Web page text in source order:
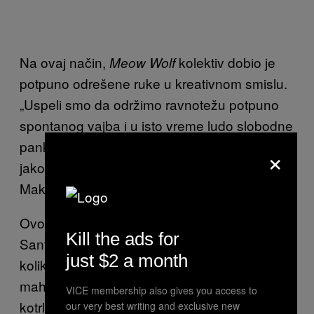
Na ovaj način, Meow Wolfkolektiv dobio je
potpuno odrešene ruke u kreativnom smislu.
„Uspeli smo da održimo ravnotežu potpuno
spontanog vajba i u isto vreme ludo slobodne
pankerske improvizacije. A neki od nas su
jako or
ganizovani, pravi A-tip ličnosti,“ kaže
Makferson.
Ovo je pravo osveženje za umetničku scenu
Santa Fea, koja se tokom sedam godina
koliko sam tamo živela (od 2007. do 20014.)
mahom sastojala od Džordžije O’Kif i
kotrljajućeg korova.Meow Wolf, osnovan
×
Kill the ads for
just $2 a month
VICE membership also gives you access to
our very best writing and exclusive new